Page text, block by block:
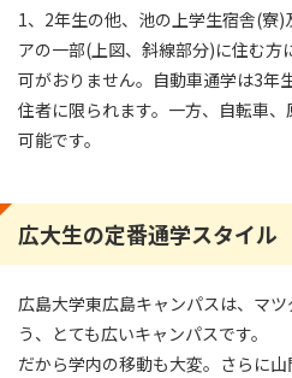
1、2年生の他、池の上学生宿舎(寮
アの一部(上図、斜線部分)に住む
可がおりません。自動車通学は3年
住者に限られます。一方、自転車
可能です。
広大生の定番通学スタイル
広島大学東広島キャンパスは、マ
う、とても広いキャンパスです。
だから学内の移動も大変。さらに